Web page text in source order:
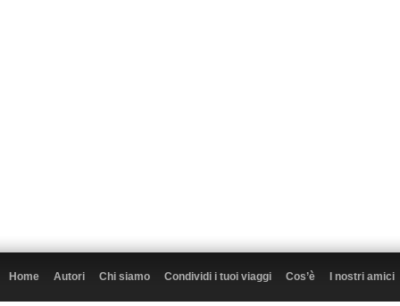
Home Autori Chi siamo Condividi i tuoi viaggi Cos’è I nostri amici